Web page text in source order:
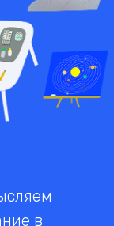
в